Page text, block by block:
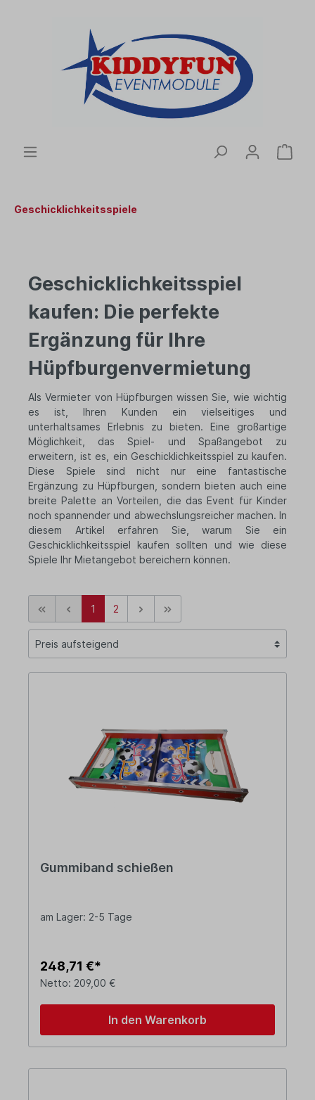
Geschicklichkeitsspiele
Geschicklichkeitsspiel
kaufen: Die perfekte
Ergänzung für Ihre
Hüpfburgenvermietung
Als Vermieter von Hüpfburgen wissen Sie, wie wichtig
es ist, Ihren Kunden ein vielseitiges und
unterhaltsames Erlebnis zu bieten. Eine großartige
Möglichkeit, das Spiel- und Spaßangebot zu
erweitern, ist es, ein Geschicklichkeitsspiel zu kaufen.
Diese Spiele sind nicht nur eine fantastische
Ergänzung zu Hüpfburgen, sondern bieten auch eine
breite Palette an Vorteilen, die das Event für Kinder
noch spannender und abwechslungsreicher machen. In
diesem Artikel erfahren Sie, warum Sie ein
Geschicklichkeitsspiel kaufen sollten und wie diese
Spiele Ihr Mietangebot bereichern können.
1 2
Gummiband schießen
am Lager: 2-5 Tage
248,71 €*
Netto: 209,00 €
In den Warenkorb